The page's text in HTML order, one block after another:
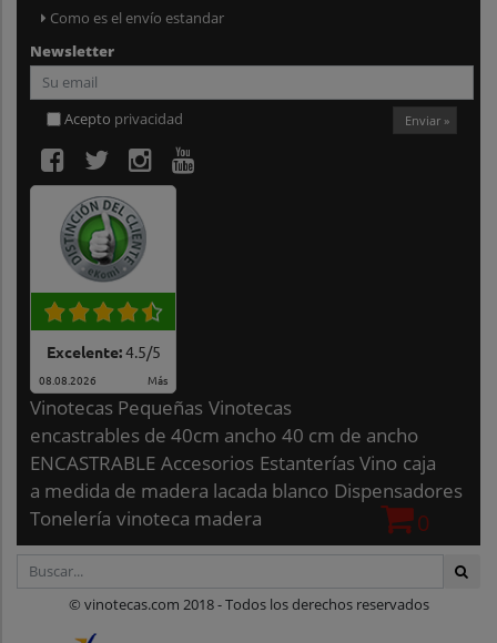
Como es el envío estandar
Newsletter
Acepto privacidad Enviar »
Excelente:4.5/5
08.08.2026 Más
Vinotecas Pequeñas Vinotecas
encastrables de 40cm ancho 40 cm de ancho
ENCASTRABLE Accesorios Estanterías Vino caja
a medida de madera lacada blanco Dispensadores
Tonelería vinoteca madera 0
© vinotecas.com 2018 - Todos los derechos reservados